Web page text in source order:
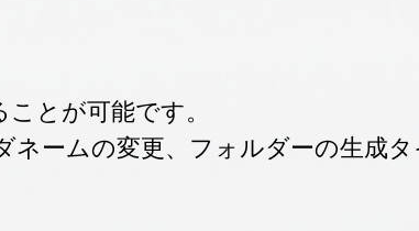
とが可能です。
ームの変更、フォルダーの生成